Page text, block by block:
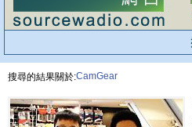
搜尋的結果關於:CamGear